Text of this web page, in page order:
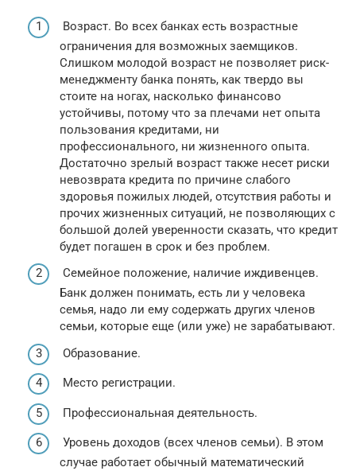
Возраст. Во всех банках есть возрастные
ограничения для возможных заемщиков.
Слишком молодой возраст не позволяет риск-
менеджменту банка понять, как твердо вы
стоите на ногах, насколько финансово
устойчивы, потому что за плечами нет опыта
пользования кредитами, ни
профессионального, ни жизненного опыта.
Достаточно зрелый возраст также несет риски
невозврата кредита по причине слабого
здоровья пожилых людей, отсутствия работы и
прочих жизненных ситуаций, не позволяющих с
большой долей уверенности сказать, что кредит
будет погашен в срок и без проблем.
Семейное положение, наличие иждивенцев.
Банк должен понимать, есть ли у человека
семья, надо ли ему содержать других членов
семьи, которые еще (или уже) не зарабатывают.
Образование.
Место регистрации.
Профессиональная деятельность.
Уровень доходов (всех членов семьи). В этом
случае работает обычный математический